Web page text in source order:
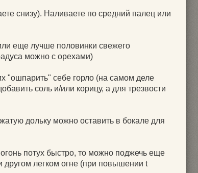
снизу). Наливаете по средний палец или
еще лучше половинки свежего
можно с орехами)
себе горло (на самом деле
соль и/или корицу, а для трезвости
дольку можно оставить в бокале для
потух быстро, то можно поджечь еще
другом легком огне (при повышении t